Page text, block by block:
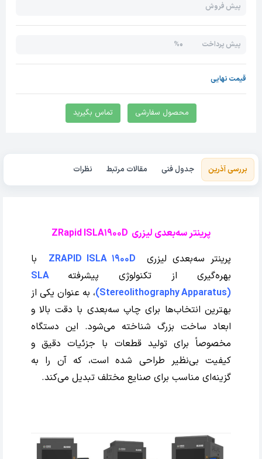
پیش فروش
پیش پرداخت 0%
قیمت نهایی
محصول سفارشی تماس بگیرید
بررسی آذرین جدول فنی مقالات مرتبط نظرات
پرینتر سه‌بعدی لیزری ZRapid ISLA1900D
پرینتر سه‌بعدی لیزری
ZRAPID ISLA 1900D با
بهره‌گیری از تکنولوژی پیشرفته
SLA
(Stereolithography Apparatus)، به عنوان یکی از
بهترین انتخاب‌ها برای چاپ سه‌بعدی با دقت بالا و
ابعاد ساخت بزرگ شناخته می‌شود. این دستگاه
مخصوصاً برای تولید قطعات با جزئیات دقیق و
کیفیت بی‌نظیر طراحی شده است، که آن را به
گزینه‌ای مناسب برای صنایع مختلف تبدیل می‌کند.